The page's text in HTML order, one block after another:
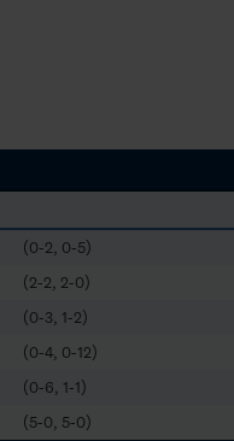
(0-2, 0-5)
(2-2, 2-0)
(0-3, 1-2)
(0-4, 0-12)
(0-6, 1-1)
(5-0, 5-0)